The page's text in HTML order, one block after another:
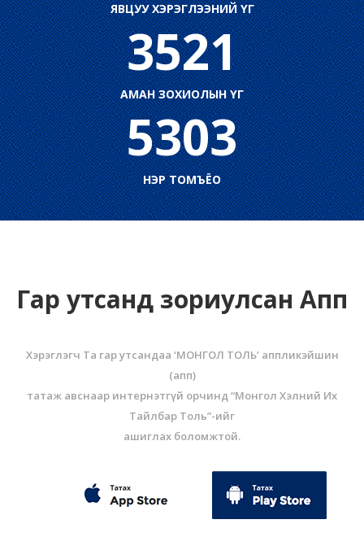
ЯВЦУУ ХЭРЭГЛЭЭНИЙ ҮГ
3521
АМАН ЗОХИОЛЫН ҮГ
5303
НЭР ТОМЪЁО
Гар утсанд зориулсан Апп
Хэрэглэгч Та гар утсандаа ‘МОНГОЛ ТОЛЬ’ аппликэйшин
(aпп)
татаж авснаар интернэтгүй орчинд “Монгол Хэлний Их
Тайлбар Толь”-ийг
ашиглах боломжтой.